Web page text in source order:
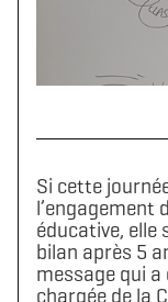
Si cette
l’engagement
éducative, elle
bilan après 5
message qui
chargée de la